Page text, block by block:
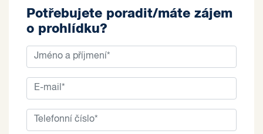
Potřebujete poradit/máte zájem
o prohlídku?